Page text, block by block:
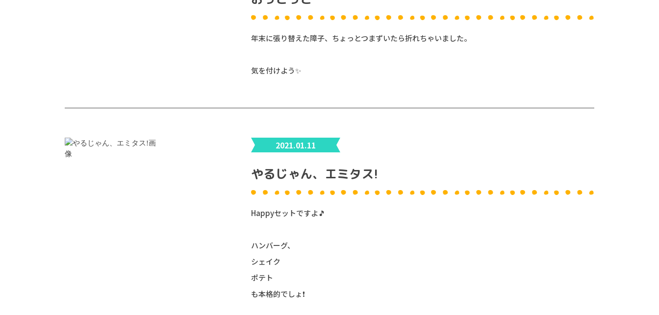
年末に張り替えた障子、ちょっとつまずいたら折れちゃいました。
気を付けよう✨
2021.01.11
やるじゃん、エミタス!
Happyセットですよ🎵
ハンバーグ、
シェイク
ポテト
も本格的でしょ❗️